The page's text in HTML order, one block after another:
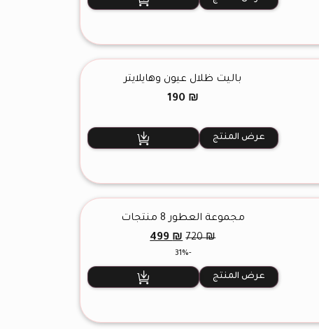
باليت ظلال عيون وهايلايتر
190 ₪
عرض المنتج
مجموعة العطور 8 منتجات
720₪
السعر
الأصلي
499₪
السعر
499 ₪.
-31%
عرض المنتج